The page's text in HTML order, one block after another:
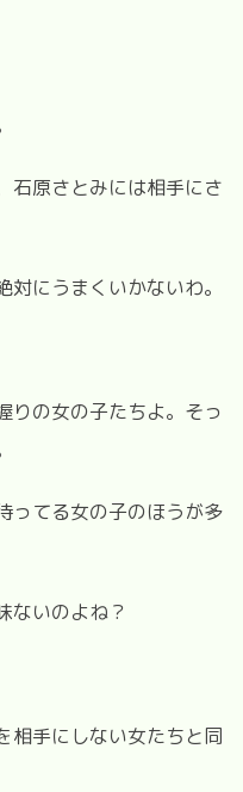
石原さとみには相手にさ
にうまくいかないわ。
りの女の子たちよ。そっ
ってる女の子のほうが多
ないのよね？
相手にしない女たちと同